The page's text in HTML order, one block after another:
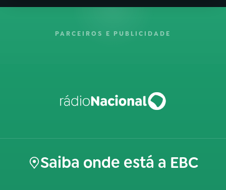
PARCEIROS E PUBLICIDADE
Saiba onde está a EBC